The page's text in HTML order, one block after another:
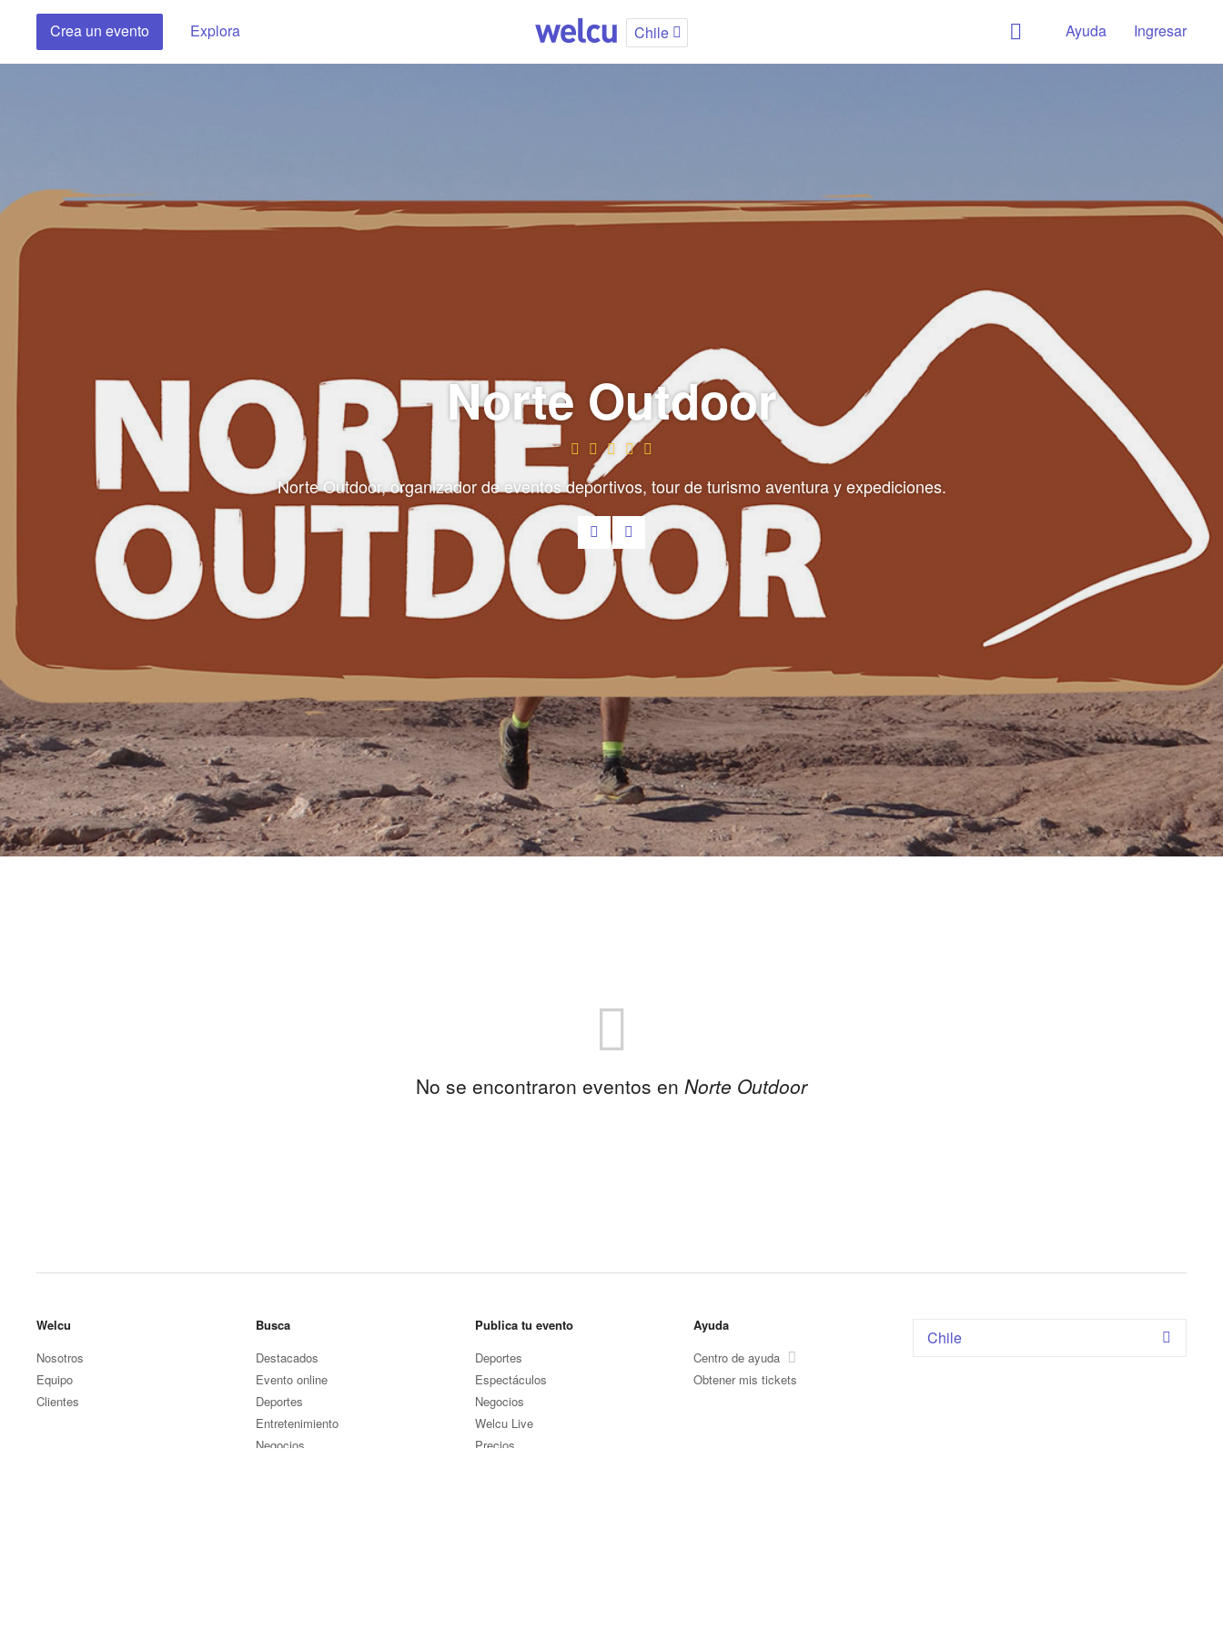
Crea un evento Explora Chile Ingresar
Ayuda
Norte Outdoor
Norte Outdoor, organizador de eventos deportivos, tour de turismo aventura y expediciones.
No se encontraron eventos en Norte Outdoor
Welcu
Nosotros
Equipo
Clientes
Busca
Destacados
Evento online
Deportes
Entretenimiento
Negocios
Publica tu evento
Deportes
Espectáculos
Negocios
Welcu Live
Precios
Ayuda
Centro de ayuda
Obtener mis tickets
Chile